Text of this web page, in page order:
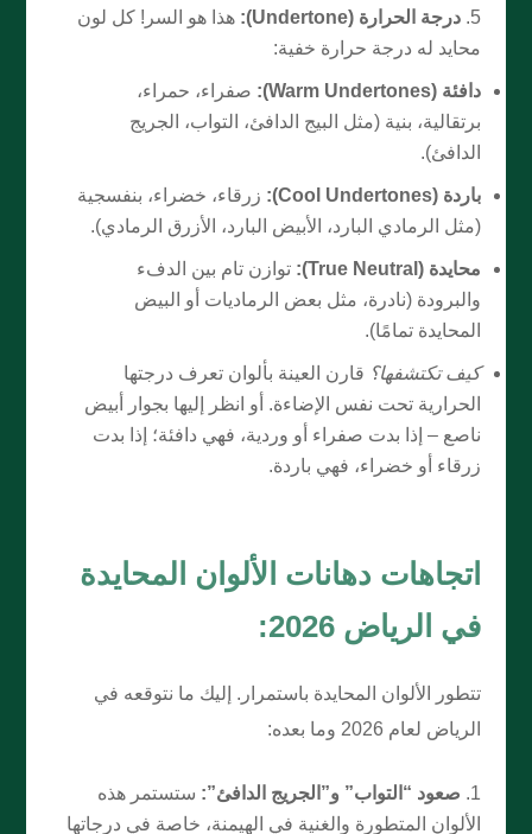
درجة الحرارة (Undertone):
هذا هو السر! كل لون
محايد له درجة حرارة خفية:
دافئة (Warm Undertones):
صفراء، حمراء،
برتقالية، بنية (مثل البيج الدافئ، التواب، الجريج
الدافئ).
باردة (Cool Undertones):
زرقاء، خضراء، بنفسجية
(مثل الرمادي البارد، الأبيض البارد، الأزرق الرمادي).
محايدة (True Neutral):
توازن تام بين الدفء
والبرودة (نادرة، مثل بعض الرماديات أو البيض
المحايدة تمامًا).
كيف تكتشفها؟ قارن العينة بألوان تعرف درجتها
الحرارية تحت نفس الإضاءة. أو انظر إليها بجوار أبيض
ناصع – إذا بدت صفراء أو وردية، فهي دافئة؛ إذا بدت
زرقاء أو خضراء، فهي باردة.
اتجاهات دهانات الألوان المحايدة
في الرياض 2026:
تتطور الألوان المحايدة باستمرار. إليك ما نتوقعه في
الرياض لعام 2026 وما بعده:
صعود “التواب” و”الجريج الدافئ”: ستستمر هذه
الألوان المتطورة والغنية في الهيمنة، خاصة في درجاتها